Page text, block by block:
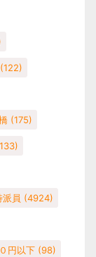
(122)
(175)
派員 (4924)
円以下 (98)